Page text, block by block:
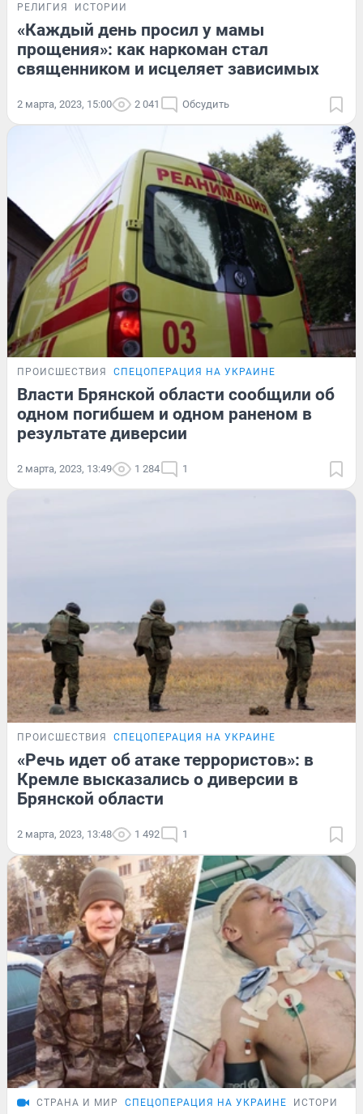
РЕЛИГИЯ ИСТОРИИ
«Каждый день просил у мамы
прощения»: как наркоман стал
священником и исцеляет зависимых
2 марта, 2023, 15:00 2 041 Обсудить
ПРОИСШЕСТВИЯ СПЕЦОПЕРАЦИЯ НА УКРАИНЕ
Власти Брянской области сообщили об
одном погибшем и одном раненом в
результате диверсии
2 марта, 2023, 13:49 1 284 1
ПРОИСШЕСТВИЯ СПЕЦОПЕРАЦИЯ НА УКРАИНЕ
«Речь идет об атаке террористов»: в
Кремле высказались о диверсии в
Брянской области
2 марта, 2023, 13:48 1 492 1
СТРАНА И МИР СПЕЦОПЕРАЦИЯ НА УКРАИНЕ ИСТОРИИ